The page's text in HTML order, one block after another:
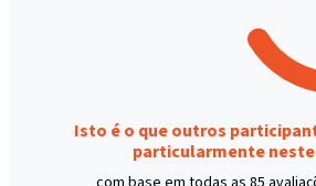
Isto é o que outros
particularmente